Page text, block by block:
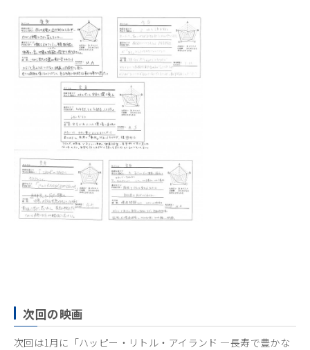
次回の映画
次回は1月に「ハッピー・リトル・アイランド ―長寿で豊かな